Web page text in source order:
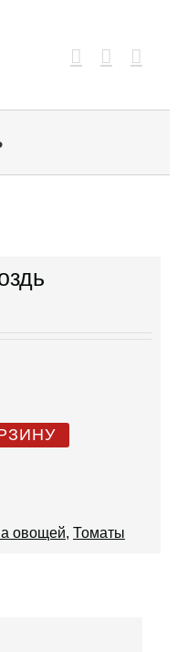
овощей, Томаты